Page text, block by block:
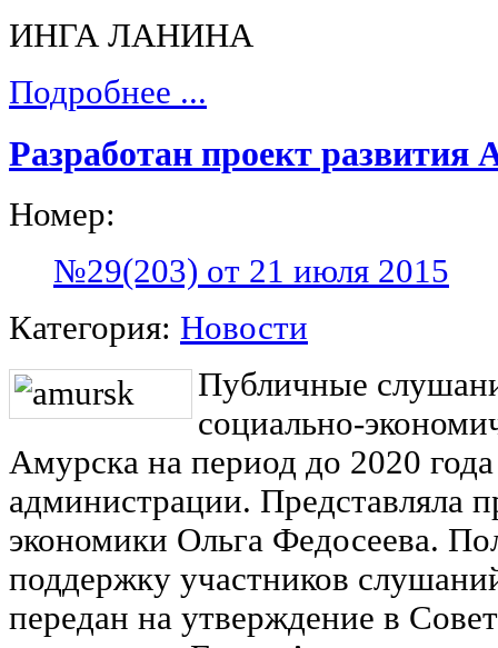
ИНГА ЛАНИНА
Подробнее ...
Разработан проект развития
Номер:
№29(203) от 21 июля 2015
Категория: Новости
Публичные
социально-
Амурска на период до 2020
администрации. Представляла
экономики Ольга Федосеева.
поддержку участников
передан на утверждение в